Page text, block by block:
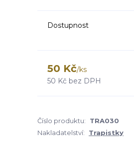
Dostupnost
50 Kč/ks
50 Kč bez DPH
Číslo produktu: TRA030
Nakladatelství:
Trapistky